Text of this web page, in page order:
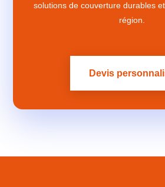
solutions de couverture durables
région.
Devis